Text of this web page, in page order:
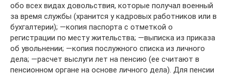
обо всех видах довольствия, которые получал военный
за время службы (хранится у кадровых работников или в
бухгалтерии); —копия паспорта с отметкой о
регистрации по месту жительства; —выписка из приказа
об увольнении; —копия послужного списка из личного
дела; —расчет выслуги лет на пенсию (ее считают в
пенсионном органе на основе личного дела). Для пенсии